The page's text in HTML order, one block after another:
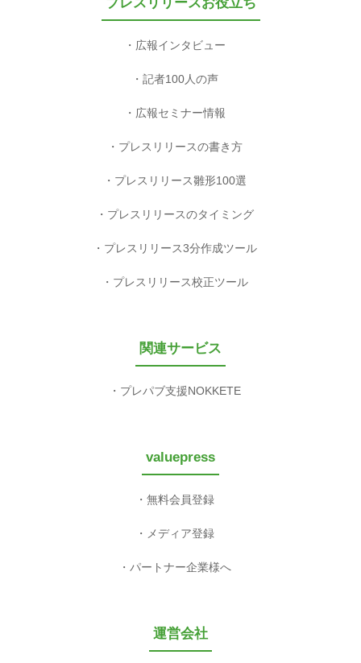
広報インタビュー
記者100人の声
広報セミナー情報
プレスリリースの書き方
プレスリリース雛形100選
プレスリリースのタイミング
プレスリリース3分作成ツール
プレスリリース校正ツール
関連サービス
プレパブ支援NOKKETE
valuepress
無料会員登録
メディア登録
パートナー企業様へ
運営会社